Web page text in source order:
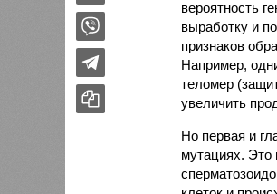
вероятность
выработку и
признаков
Например,
теломер
увеличить
Но первая и
мутациях. Это